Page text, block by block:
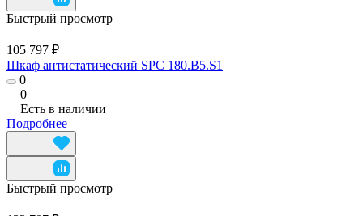
Быстрый просмотр
105 797 ₽
Шкаф антистатический SPC 180.B5.S1
0
0
Есть в наличии
Подробнее
Быстрый просмотр